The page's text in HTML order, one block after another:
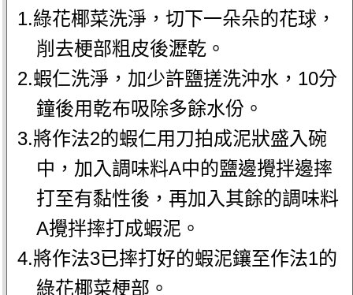
1.綠花椰菜洗淨，切下一朵朵的花球，
削去梗部粗皮後瀝乾。
2.蝦仁洗淨，加少許鹽搓洗沖水，10分
鐘後用乾布吸除多餘水份。
3.將作法2的蝦仁用刀拍成泥狀盛入碗
中，加入調味料A中的鹽邊攪拌邊摔
打至有黏性後，再加入其餘的調味料
A攪拌摔打成蝦泥。
4.將作法3已摔打好的蝦泥鑲至作法1的
綠花椰菜梗部。